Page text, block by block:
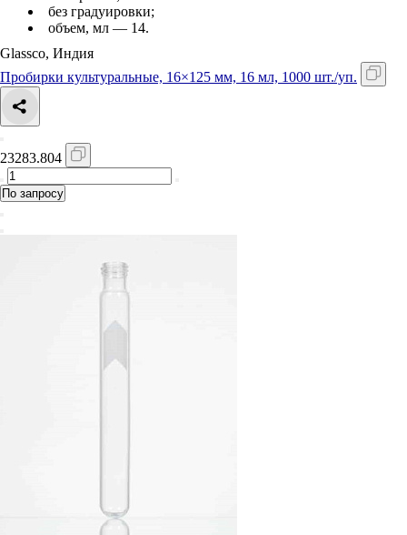
без градуировки;
объем, мл — 14.
Glassco, Индия
Пробирки культуральные, 16×125 мм, 16 мл, 1000 шт./уп.
23283.804
По запросу